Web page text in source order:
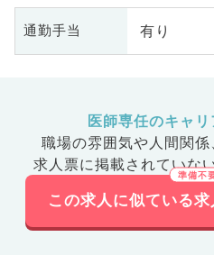
通勤手当 有り
医師専任のキャ
職場の雰囲気や人間関係
求人票に掲載されていな
この求人に似ている